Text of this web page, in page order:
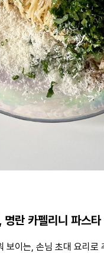
란 카펠리니 파스타
보이는, 손님 초대 요리로